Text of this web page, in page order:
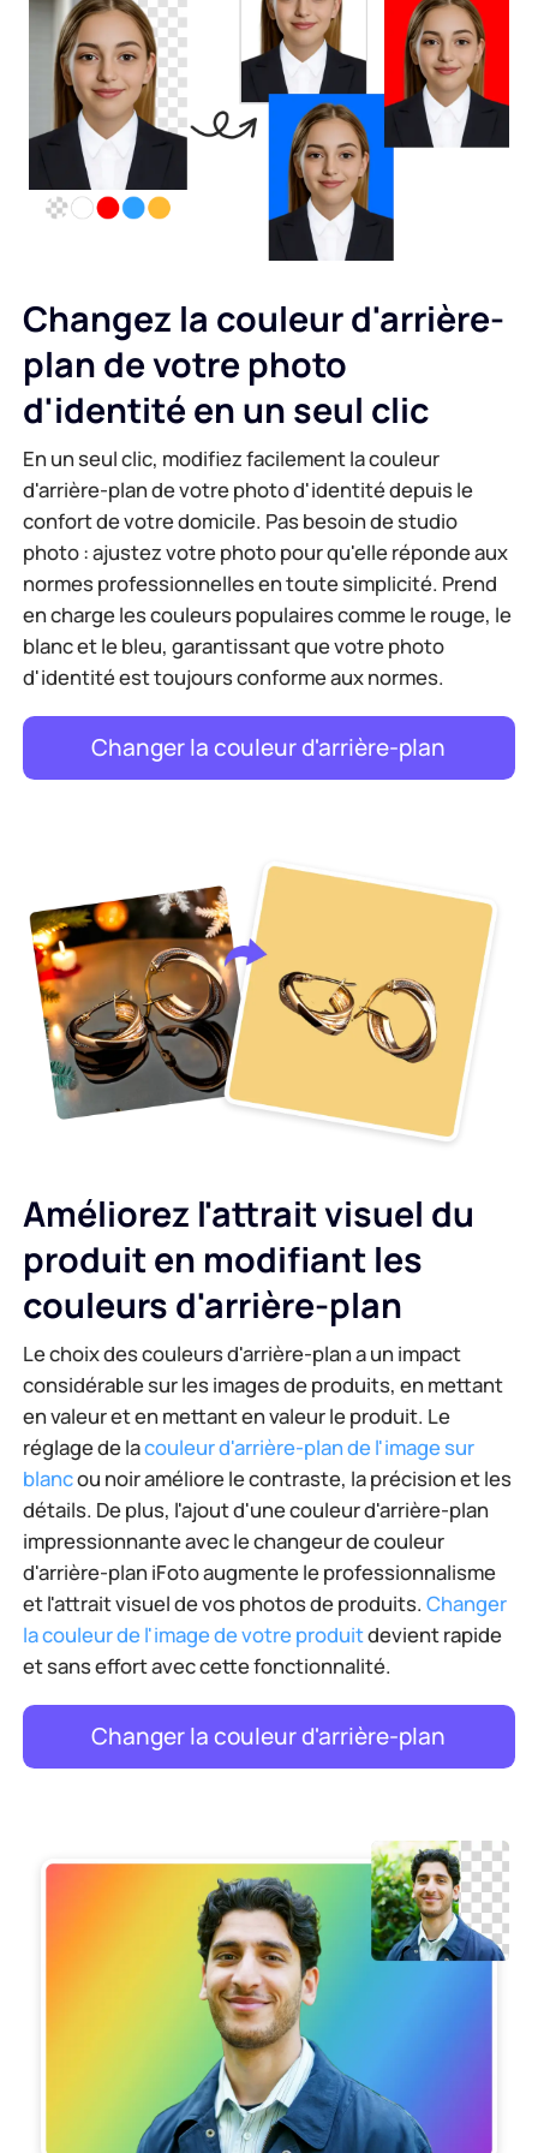
Générateur d'arrière-plan IA
Changeur d'arrière-plan en ligne
Droits d'auteur sur les images
Extension d'image AI
Optimiseur d'image sur Shopify
Compresser un PDF en ligne
Fusionner des fichiers PDF en ligne
Convertir un PDF en Word en ligne
Convertir un PDF en Excel en ligne
Convertir un PDF en PPT en ligne
Conversion de fichiers JPG en PDF en ligne
PDF en JPG
Conversion de Word en JPG
Changez la couleur d'arrière-
plan de votre photo
d'identité en un seul clic
En un seul clic, modifiez facilement la couleur
d'arrière-plan de votre photo d'identité depuis le
confort de votre domicile. Pas besoin de studio
photo : ajustez votre photo pour qu'elle réponde aux
normes professionnelles en toute simplicité. Prend
en charge les couleurs populaires comme le rouge, le
blanc et le bleu, garantissant que votre photo
d'identité est toujours conforme aux normes.
Changer la couleur d'arrière-plan
Améliorez l'attrait visuel du
produit en modifiant les
couleurs d'arrière-plan
Le choix des couleurs d'arrière-plan a un impact
considérable sur les images de produits, en mettant
en valeur et en mettant en valeur le produit. Le
réglage de lacouleur d'arrière-plan de l'image sur
blancou noir améliore le contraste, la précision et les
détails. De plus, l'ajout d'une couleur d'arrière-plan
impressionnante avec le changeur de couleur
d'arrière-plan iFoto augmente le professionnalisme
et l'attrait visuel de vos photos de produits.Changer
la couleur de l'image de votre produitdevient rapide
et sans effort avec cette fonctionnalité.
Changer la couleur d'arrière-plan